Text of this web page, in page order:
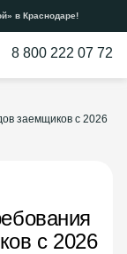
в Краснодаре!
8 800 222 07 72
заемщиков с 2026
с 2026